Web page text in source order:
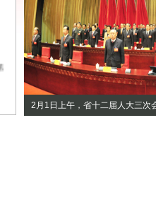
2月1日上午，省十二届人大三次